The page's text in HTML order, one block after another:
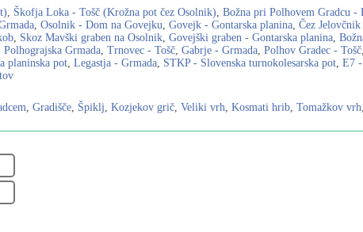
, Škofja Loka - Tošč (Krožna pot čez Osolnik), Božna pri Polhovem Gradcu -
, Osolnik - Dom na Govejku, Govejk - Gontarska planina, Čez
, Skoz Mavški graben na Osolnik, Govejški graben - Gontarska planina,
Grmada, Trnovec - Tošč, Gabrje - Grmada, Polhov Gradec - Tošč,
planinska pot, Legastja - Grmada, STKP - Slovenska turnokolesarska pot, E7
, Gradišče, Špiklj, Kozjekov grič, Veliki vrh, Kosmati hrib, Tomažkov vrh,